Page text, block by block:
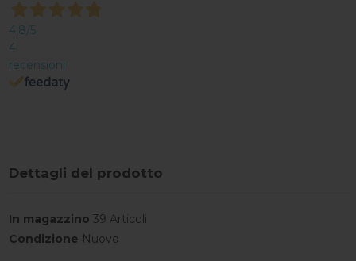
4,8/5
4
recensioni
Dettagli del prodotto
In magazzino 39 Articoli
Condizione Nuovo